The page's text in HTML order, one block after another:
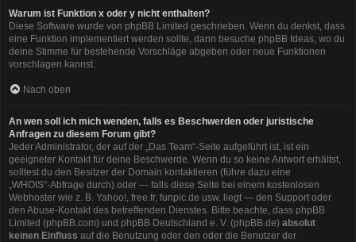
Warum ist Funktion x oder y nicht enthalten?
Diese Software wurde von phpBB Limited geschrieben. Wenn du denkst, dass
eine Funktion implementiert werden sollte, dann besuche phpBB Ideas, wo du
deine Stimme für bestehende Vorschläge abgeben oder neue Funktionen
vorschlagen kannst.
Nach oben
An wen soll ich mich wenden, falls es Beschwerden oder juristische
Anfragen zu diesem Forum gibt?
Jeder Administrator, der auf der „Das Team“-Seite aufgeführt ist, ist ein
geeigneter Kontakt für deine Beschwerde. Wenn du so keine Antwort erhältst,
solltest du den Besitzer der Domain kontaktieren (führe dazu eine
„WHOIS“-Abfrage durch) oder — falls diese Seite bei einem kostenlosen
Webhoster wie z. B. Yahoo!, free.fr, funpic.de usw. liegt — den Support oder
den Abuse-Kontakt des betreffenden Dienstes. Bitte beachte, dass phpBB
Limited (phpBB.com) und phpBB Deutschland e. V. (phpBB.de) absolut
keinen Einfluss auf die Benutzung oder den oder die Benutzer der